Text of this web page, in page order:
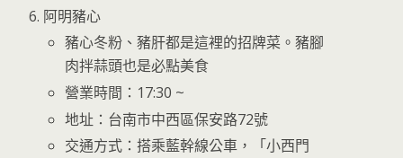
阿明豬心
豬心冬粉、豬肝都是這裡的招牌菜。豬腳
肉拌蒜頭也是必點美食
營業時間：17:30 ~
地址：台南市中西區保安路72號
交通方式：搭乘藍幹線公車，「小西門